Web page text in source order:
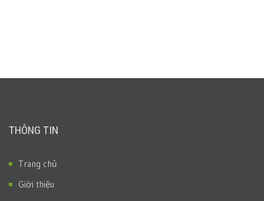
THÔNG TIN
Trang chủ
Giới thiệu